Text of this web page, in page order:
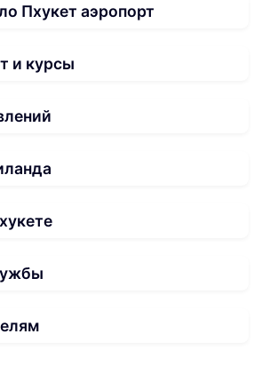
Пхукет аэропорт
и курсы